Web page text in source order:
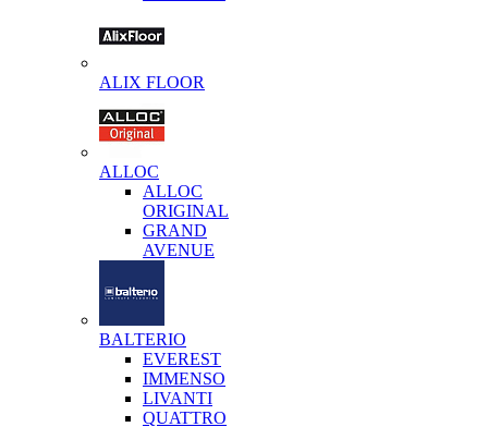
ALIX FLOOR
ALLOC
ALLOC
ORIGINAL
GRAND
AVENUE
BALTERIO
EVEREST
IMMENSO
LIVANTI
QUATTRO